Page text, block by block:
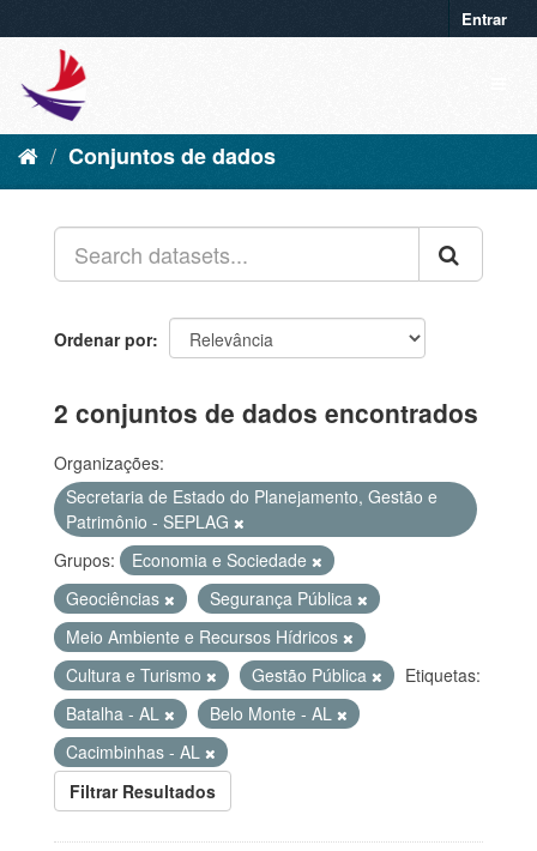
Entrar
Conjuntos de dados
Ordenar por
2 conjuntos de dados encontrados
Organizações:
Secretaria de Estado do Planejamento, Gestão e
Patrimônio - SEPLAG
Grupos:
Economia e Sociedade
Geociências
Segurança Pública
Meio Ambiente e Recursos Hídricos
Cultura e Turismo
Gestão Pública
Etiquetas:
Batalha - AL
Belo Monte - AL
Cacimbinhas - AL
Filtrar Resultados